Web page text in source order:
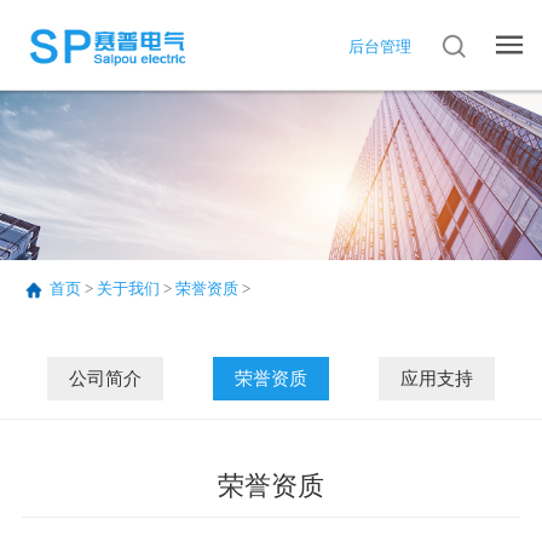
后台管理
首页> 关于我们 > 荣誉资质>
公司简介 荣誉资质 应用支持
荣誉资质